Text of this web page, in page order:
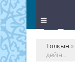
Толқын »
дейін...